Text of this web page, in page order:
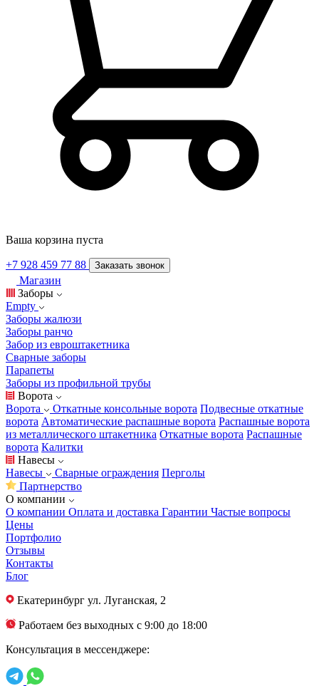
Ваша корзина пуста
+7 928 459 77 88 Заказать звонок
Магазин
Заборы
Empty
Заборы жалюзи
Заборы ранчо
Забор из евроштакетника
Сварные заборы
Парапеты
Заборы из профильной трубы
Ворота
Ворота
Откатные консольные ворота Подвесные откатные
ворота Автоматические распашные ворота Распашные ворота
из металлического штакетника Откатные ворота Распашные
ворота Калитки
Навесы
Навесы
Сварные ограждения Перголы
Партнерство
О компании
О компании Оплата и доставка Гарантии Частые вопросы
Цены
Портфолио
Отзывы
Контакты
Блог
Екатеринбург ул. Луганская, 2
Работаем без выходных с 9:00 до 18:00
Консультация в мессенджере: